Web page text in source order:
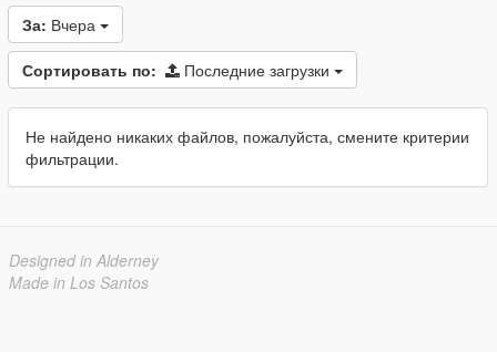
За: Вчера
Сортировать по: Последние загрузки
Не найдено никаких файлов, пожалуйста, смените критерии
фильтрации.
Designed in Alderney
Made in Los Santos